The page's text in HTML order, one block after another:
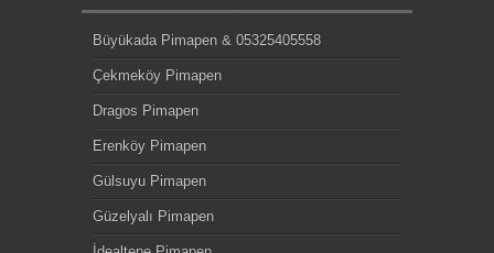
Büyükada Pimapen & 05325405558
Çekmeköy Pimapen
Dragos Pimapen
Erenköy Pimapen
Gülsuyu Pimapen
Güzelyalı Pimapen